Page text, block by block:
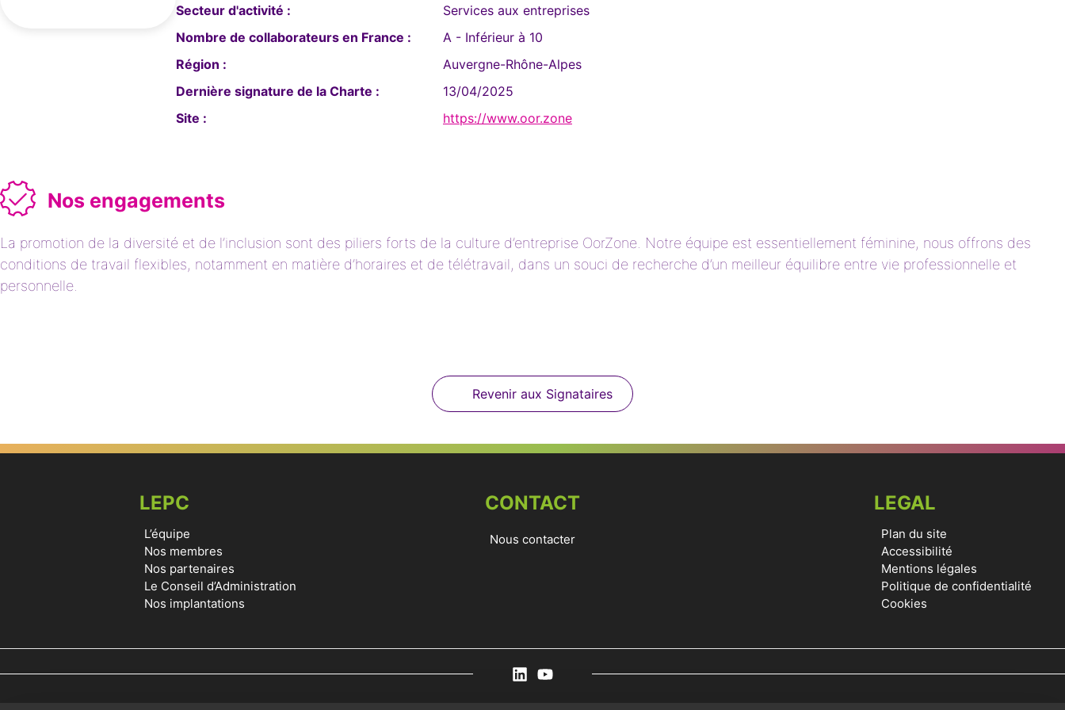
Secteur d'activité :
Services aux entreprises
Nombre de collaborateurs en France :
A - Inférieur à 10
Région :
Auvergne-Rhône-Alpes
Dernière signature de la Charte :
13/04/2025
Site :
https://www.oor.zone
Nos engagements
La promotion de la diversité et de l’inclusion sont des piliers forts de la culture d’entreprise OorZone. Notre équipe est essentiellement féminine, nous offrons des
conditions de travail flexibles, notamment en matière d’horaires et de télétravail, dans un souci de recherche d’un meilleur équilibre entre vie professionnelle et
personnelle.
Revenir aux Signataires
LEPC
L’équipe
Nos membres
Nos partenaires
Le Conseil d’Administration
Nos implantations
CONTACT
Nous contacter
LEGAL
Plan du site
Accessibilité
Mentions légales
Politique de confidentialité
Cookies